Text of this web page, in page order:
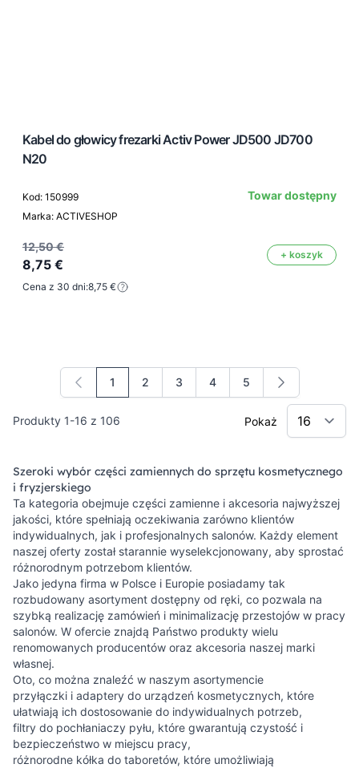
Kabel do głowicy frezarki Activ Power JD500 JD700
N20
Kod: 150999
Marka: ACTIVESHOP
Towar dostępny
12,50 €
8,75 €
+ koszyk
Cena z 30 dni:8,75 €
Produkty 1-16 z 106
Aktualnie czytasz stronę
1 Strona
2 Strona
3 Strona
4 Strona
5
Pokaż
Szeroki wybór części zamiennych do sprzętu kosmetycznego
i fryzjerskiego
Ta kategoria obejmuje części zamienne i akcesoria najwyższej
jakości, które spełniają oczekiwania zarówno klientów
indywidualnych, jak i profesjonalnych salonów. Każdy element
naszej oferty został starannie wyselekcjonowany, aby sprostać
różnorodnym potrzebom klientów.
Jako jedyna firma w Polsce i Europie posiadamy tak
rozbudowany asortyment dostępny od ręki, co pozwala na
szybką realizację zamówień i minimalizację przestojów w pracy
salonów. W ofercie znajdą Państwo produkty wielu
renomowanych producentów oraz akcesoria naszej marki
własnej.
Oto, co można znaleźć w naszym asortymencie
przyłączki i adaptery do urządzeń kosmetycznych, które
ułatwiają ich dostosowanie do indywidualnych potrzeb,
filtry do pochłaniaczy pyłu, które gwarantują czystość i
bezpieczeństwo w miejscu pracy,
różnorodne kółka do taboretów, które umożliwiają